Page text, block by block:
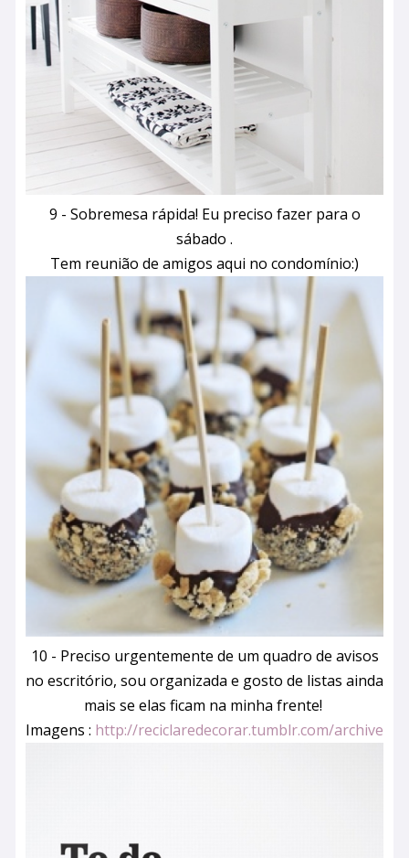
9 - Sobremesa rápida! Eu preciso fazer para o
sábado .
Tem reunião de amigos aqui no condomínio:)
10 - Preciso urgentemente de um quadro de avisos
no escritório, sou organizada e gosto de listas ainda
mais se elas ficam na minha frente!
Imagens : http://reciclaredecorar.tumblr.com/archive